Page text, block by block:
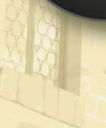
界
放
世
界
浪